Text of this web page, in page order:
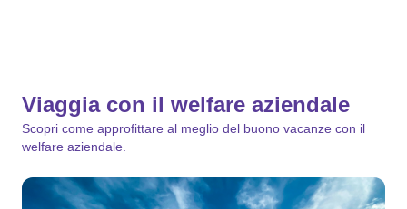
Viaggia con il welfare aziendale
Scopri come approfittare al meglio del buono vacanze con il
welfare aziendale.